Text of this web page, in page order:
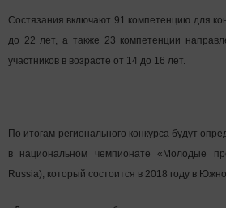
Состязания включают 91 компетенцию для
до 22 лет, а также 23 компетенции
участников в возрасте от 14 до 16 лет.